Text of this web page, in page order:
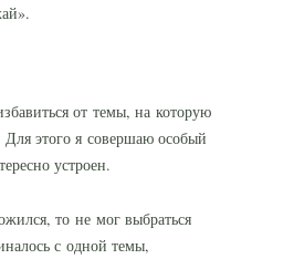
от темы, на которую
Для этого я совершаю особый
устроен.
то не мог выбраться
с одной темы,